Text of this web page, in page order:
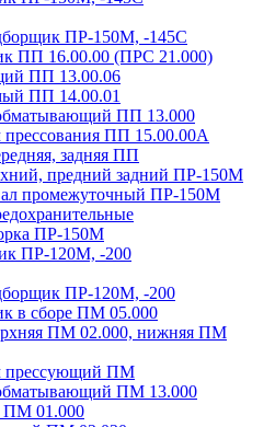
ПР-150М, -145С
ПП 16.00.00 (ПРС 21.000)
ПП 13.00.06
ПП 14.00.01
ПП 13.000
ПП 15.00.00А
задняя ПП
предний задний ПР-150М
промежуточный ПР-150М
ПР-150М
ПР-120М, -200
ПР-120М, -200
в сборе ПМ 05.000
ПМ 02.000, нижняя ПМ
прессующий ПМ
ПМ 13.000
ПМ 01.000